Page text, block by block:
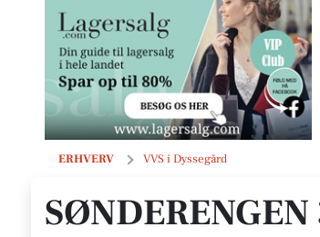
ERHVERV VVS i Dyssegård
Sønderengen 3, 2870 Dyssegaard